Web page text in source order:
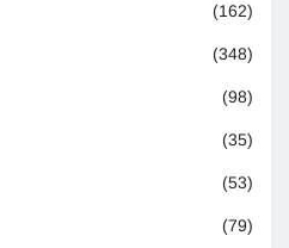
(162)
(348)
(98)
(35)
(53)
(79)